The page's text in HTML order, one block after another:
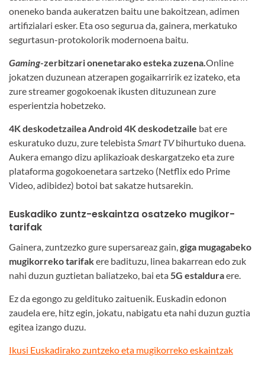
oneneko banda aukeratzen baitu une bakoitzean, adimen
artifizialari esker. Eta oso segurua da, gainera, merkatuko
segurtasun-protokolorik modernoena baitu.
Gaming-zerbitzari onenetarako esteka zuzena.Online
jokatzen duzunean atzerapen gogaikarririk ez izateko, eta
zure streamer gogokoenak ikusten dituzunean zure
esperientzia hobetzeko.
4K deskodetzaileaAndroid 4K deskodetzaile bat ere
eskuratuko duzu, zure telebistaSmart TVbihurtuko duena.
Aukera emango dizu aplikazioak deskargatzeko eta zure
plataforma gogokoenetara sartzeko (Netflix edo Prime
Video, adibidez) botoi bat sakatze hutsarekin.
Euskadiko zuntz-eskaintza osatzeko mugikor-
tarifak
Gainera, zuntzezko gure supersareaz gain,giga mugagabeko
mugikorreko tarifakere badituzu, linea bakarrean edo zuk
nahi duzun guztietan baliatzeko, bai eta5G estalduraere.
Ez da egongo zu geldituko zaituenik. Euskadin edonon
zaudela ere, hitz egin, jokatu, nabigatu eta nahi duzun guztia
egitea izango duzu.
Ikusi Euskadirako zuntzeko eta mugikorreko eskaintzak